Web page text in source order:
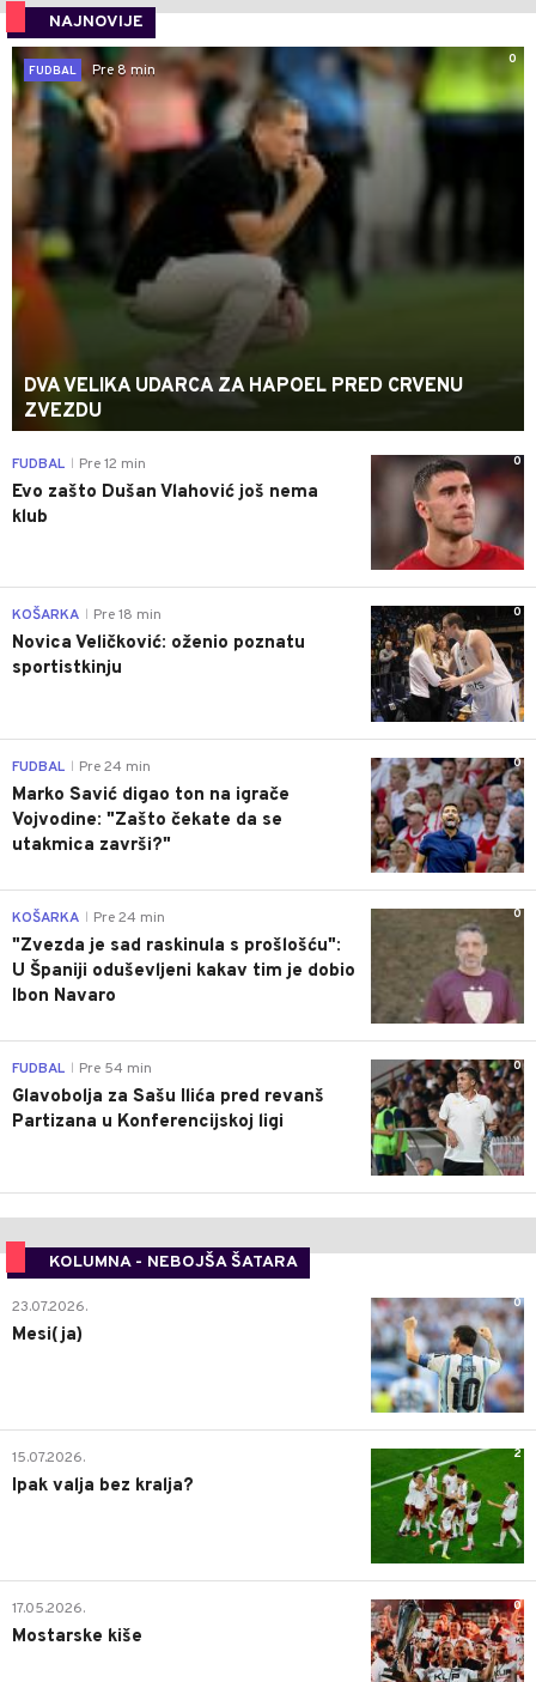
NAJNOVIJE
0
FUDBAL
Pre 8 min
DVA VELIKA UDARCA ZA HAPOEL PRED CRVENU
ZVEZDU
0
FUDBAL Pre 12 min
Evo zašto Dušan Vlahović još nema
klub
0
KOŠARKA Pre 18 min
Novica Veličković: oženio poznatu
sportistkinju
0
FUDBAL Pre 24 min
Marko Savić digao ton na igrače
Vojvodine: "Zašto čekate da se
utakmica završi?"
0
KOŠARKA Pre 24 min
"Zvezda je sad raskinula s prošlošću":
U Španiji oduševljeni kakav tim je dobio
Ibon Navaro
0
FUDBAL Pre 54 min
Glavobolja za Sašu Ilića pred revanš
Partizana u Konferencijskoj ligi
KOLUMNA - NEBOJŠA ŠATARA
0
23.07.2026.
Mesi(ja)
2
15.07.2026.
Ipak valja bez kralja?
0
17.05.2026.
Mostarske kiše